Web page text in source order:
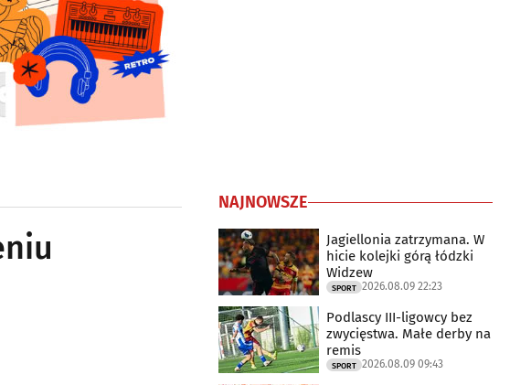
NAJNOWSZE
Jagiellonia zatrzymana. W
hicie kolejki górą łódzki
Widzew
SPORT 2026.08.09 22:23
Podlascy III-ligowcy bez
zwycięstwa. Małe derby na
remis
SPORT 2026.08.09 09:43